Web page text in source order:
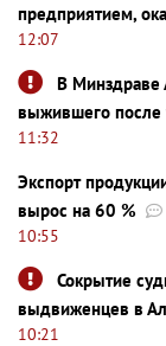
предприятием,
12:07
В Минздраве
выжившего после
11:32
Экспорт
вырос на 60 %
10:55
Сокрытие
выдвиженцев в
10:21